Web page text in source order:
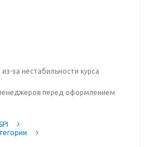
за нестабильности курса
перед оформлением